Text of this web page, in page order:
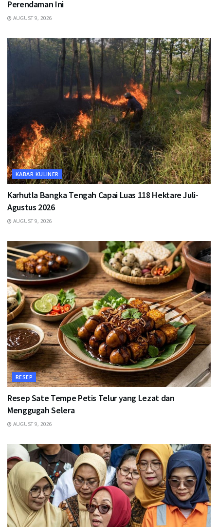
Perendaman Ini
AUGUST 9, 2026
KABAR KULINER
Karhutla Bangka Tengah Capai Luas 118 Hektare Juli-
Agustus 2026
AUGUST 9, 2026
RESEP
Resep Sate Tempe Petis Telur yang Lezat dan
Menggugah Selera
AUGUST 9, 2026